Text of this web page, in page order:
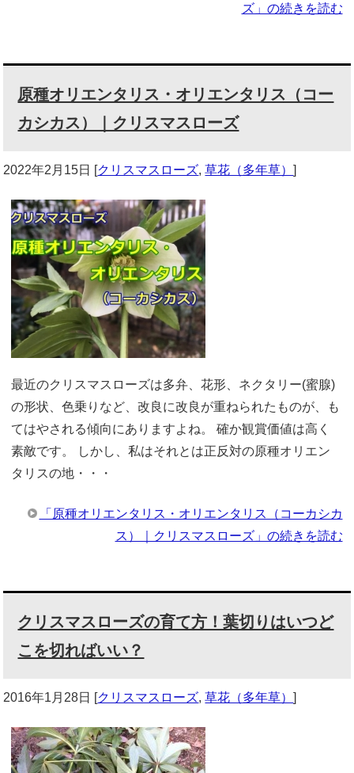
ズ」の続きを読む
原種オリエンタリス・オリエンタリス（コー
カシカス）｜クリスマスローズ
2022年2月15日 [クリスマスローズ,草花（多年草）]
最近のクリスマスローズは多弁、花形、ネクタリー(蜜腺)
の形状、色乗りなど、改良に改良が重ねられたものが、も
てはやされる傾向にありますよね。 確か観賞価値は高く
素敵です。 しかし、私はそれとは正反対の原種オリエン
タリスの地・・・
「原種オリエンタリス・オリエンタリス（コーカシカ
ス）｜クリスマスローズ」の続きを読む
クリスマスローズの育て方！葉切りはいつど
こを切ればいい？
2016年1月28日 [クリスマスローズ,草花（多年草）]